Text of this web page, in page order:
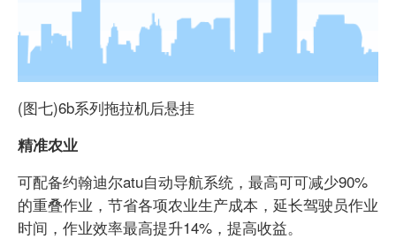
(图七)6b系列拖拉机后悬挂
精准农业
可配备约翰迪尔atu自动导航系统，最高可可减少90%
的重叠作业，节省各项农业生产成本，延长驾驶员作业
时间，作业效率最高提升14%，提高收益。